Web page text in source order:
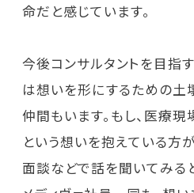
命だと感じています。
今後コンサルタントを目指す
は想いを形にするための土
仲間もいます。もし、医療現
という想いを抱えている方
面談などで話を聞いてみる